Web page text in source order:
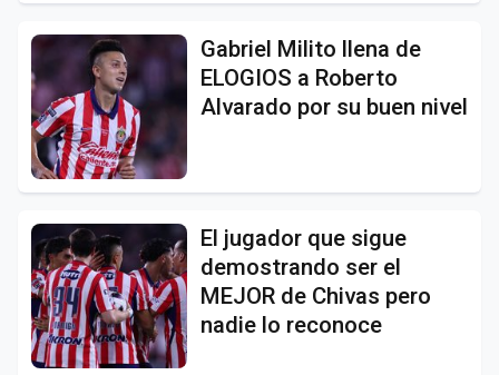
Gabriel Milito llena de
ELOGIOS a Roberto
Alvarado por su buen nivel
El jugador que sigue
demostrando ser el
MEJOR de Chivas pero
nadie lo reconoce